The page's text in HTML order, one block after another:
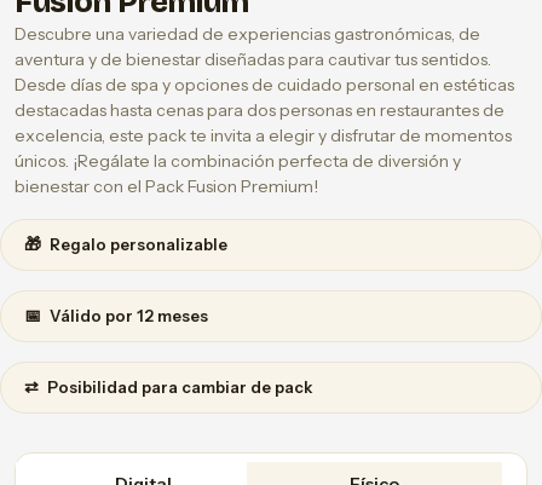
Descubre una variedad de experiencias gastronómicas, de
aventura y de bienestar diseñadas para cautivar tus sentidos.
Desde días de spa y opciones de cuidado personal en estéticas
destacadas hasta cenas para dos personas en restaurantes de
excelencia, este pack te invita a elegir y disfrutar de momentos
únicos. ¡Regálate la combinación perfecta de diversión y
bienestar con el Pack Fusion Premium!
🎁 Regalo personalizable
📅 Válido por 12 meses
⇄ Posibilidad para cambiar de pack